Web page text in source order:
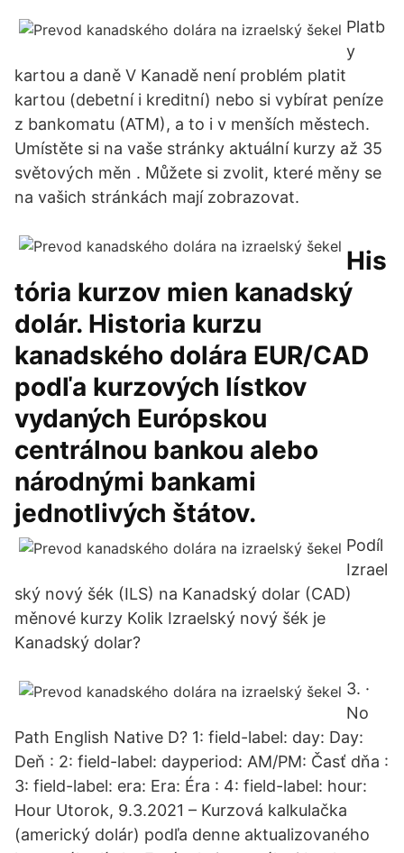
Platb
y
kartou a daně V Kanadě není problém platit
kartou (debetní i kreditní) nebo si vybírat peníze
z bankomatu (ATM), a to i v menších městech.
Umístěte si na vaše stránky aktuální kurzy až 35
světových měn . Můžete si zvolit, které měny se
na vašich stránkách mají zobrazovat.
His
tória kurzov mien kanadský
dolár. Historia kurzu
kanadského dolára EUR/CAD
podľa kurzových lístkov
vydaných Európskou
centrálnou bankou alebo
národnými bankami
jednotlivých štátov.
Podíl
Izrael
ský nový šék (ILS) na Kanadský dolar (CAD)
měnové kurzy Kolik Izraelský nový šék je
Kanadský dolar?
3. ·
No
Path English Native D? 1: field-label: day: Day:
Deň : 2: field-label: dayperiod: AM/PM: Časť dňa :
3: field-label: era: Era: Éra : 4: field-label: hour:
Hour Utorok, 9.3.2021 – Kurzová kalkulačka
(americký dolár) podľa denne aktualizovaného